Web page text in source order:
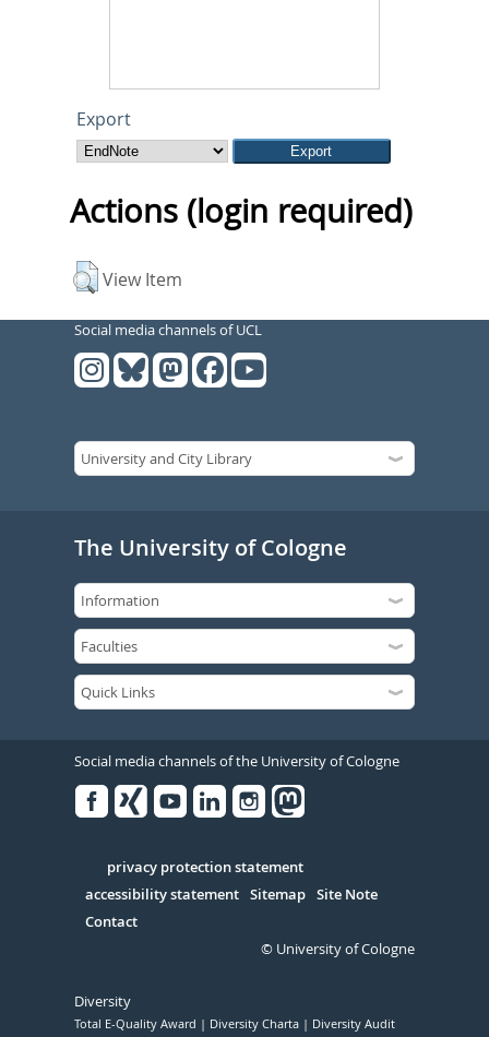
Export
Actions (login required)
View Item
Social media channels of UCL
The University of Cologne
Social media channels of the University of Cologne
Serivce
privacy protection statement
accessibility statement Sitemap Site Note
Contact
© University of Cologne
Diversity
Total E-Quality Award Diversity Charta Diversity Audit